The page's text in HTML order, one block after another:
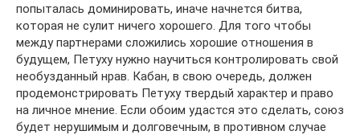
попыталась доминировать, иначе начнется битва,
которая не сулит ничего хорошего. Для того чтобы
между партнерами сложились хорошие отношения в
будущем, Петуху нужно научиться контролировать свой
необузданный нрав. Кабан, в свою очередь, должен
продемонстрировать Петуху твердый характер и право
на личное мнение. Если обоим удастся это сделать, союз
будет нерушимым и долговечным, в противном случае